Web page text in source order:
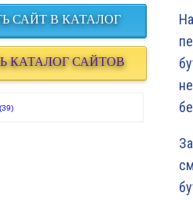
САЙТ В КАТАЛОГ
КАТАЛОГ САЙТОВ
(39)